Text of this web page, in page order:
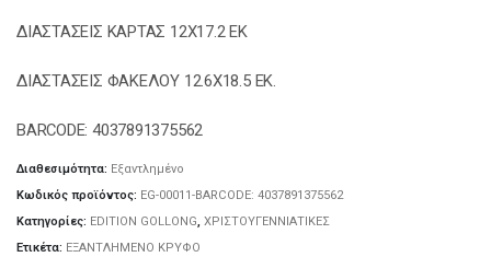
ΔΙΑΣΤΑΣΕΙΣ ΚΑΡΤΑΣ 12Χ17.2 ΕΚ
ΔΙΑΣΤΑΣΕΙΣ ΦΑΚΕΛΟΥ 12.6Χ18.5 ΕΚ.
BARCODE: 4037891375562
Διαθεσιμότητα: Εξαντλημένο
Κωδικός προϊόντος: EG-00011-BARCODE: 4037891375562
Κατηγορίες: EDITION GOLLONG, ΧΡΙΣΤΟΥΓΕΝΝΙΑΤΙΚΕΣ
Ετικέτα: ΕΞΑΝΤΛΗΜΕΝΟ ΚΡΥΦΟ